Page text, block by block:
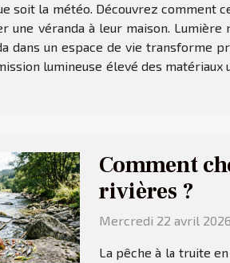
soit la météo. Découvrez
une véranda à leur maison.
dans un espace de vie transforme
lumineuse élevé des
Comment
rivières ?
Mercredi 22 avril
La pêche à la truite